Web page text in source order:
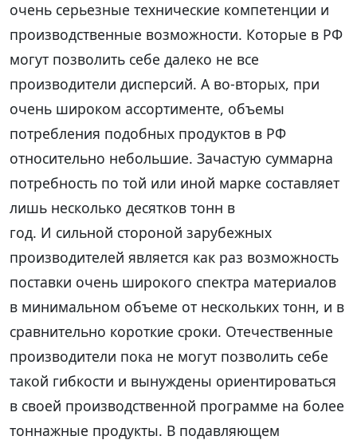
очень серьезные технические компетенции и
производственные возможности. Которые в РФ
могут позволить себе далеко не все
производители дисперсий. А во-вторых, при
очень широком ассортименте, объемы
потребления подобных продуктов в РФ
относительно небольшие. Зачастую суммарна
потребность по той или иной марке составляет
лишь несколько десятков тонн в
год. И сильной стороной зарубежных
производителей является как раз возможность
поставки очень широкого спектра материалов
в минимальном объеме от нескольких тонн, и в
сравнительно короткие сроки. Отечественные
производители пока не могут позволить себе
такой гибкости и вынуждены ориентироваться
в своей производственной программе на более
тоннажные продукты. В подавляющем